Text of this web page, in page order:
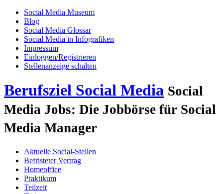
Social Media Museum
Blog
Social Media Glossar
Social Media in Infografiken
Impressum
Einloggen/Registrieren
Stellenanzeige schalten
Berufsziel Social Media Social
Media Jobs: Die Jobbörse für Social
Media Manager
Aktuelle Social-Stellen
Befristeter Vertrag
Homeoffice
Praktikum
Teilzeit